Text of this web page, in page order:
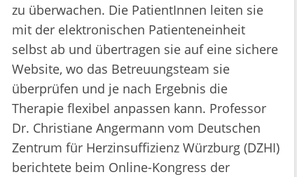
zu überwachen. Die PatientInnen leiten sie
mit der elektronischen Patienteneinheit
selbst ab und übertragen sie auf eine sichere
Website, wo das Betreuungsteam sie
überprüfen und je nach Ergebnis die
Therapie flexibel anpassen kann. Professor
Dr. Christiane Angermann vom Deutschen
Zentrum für Herzinsuffizienz Würzburg (DZHI)
berichtete beim Online-Kongress der